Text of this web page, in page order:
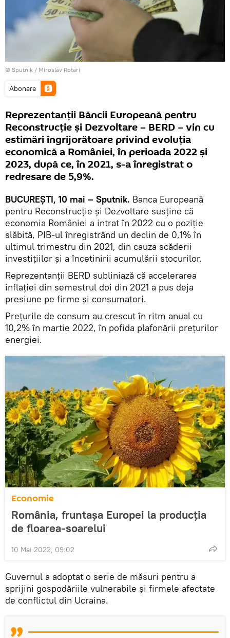
© Sputnik / Miroslav Rotari
Abonare
Reprezentanții Băncii Europeană pentru
Reconstrucție și Dezvoltare – BERD – vin cu
estimări îngrijorătoare privind evoluția
economică a României, în perioada 2022 și
2023, după ce, în 2021, s-a înregistrat o
redresare de 5,9%.
BUCUREȘTI, 10 mai – Sputnik. Banca Europeană
pentru Reconstrucție și Dezvoltare susține că
economia României a intrat în 2022 cu o poziție
slăbită, PIB-ul înregistrând un declin de 0,1% în
ultimul trimestru din 2021, din cauza scăderii
investițiilor și a încetinirii acumulării stocurilor.
Reprezentanții BERD subliniază că accelerarea
inflaţiei din semestrul doi din 2021 a pus deja
presiune pe firme şi consumatori.
Preţurile de consum au crescut în ritm anual cu
10,2% în martie 2022, în pofida plafonării preţurilor
energiei.
Economie
România, fruntașa Europei la producția
de floarea-soarelui
10 Mai 2022, 09:02
Guvernul a adoptat o serie de măsuri pentru a
sprijini gospodăriile vulnerabile şi firmele afectate
de conflictul din Ucraina.